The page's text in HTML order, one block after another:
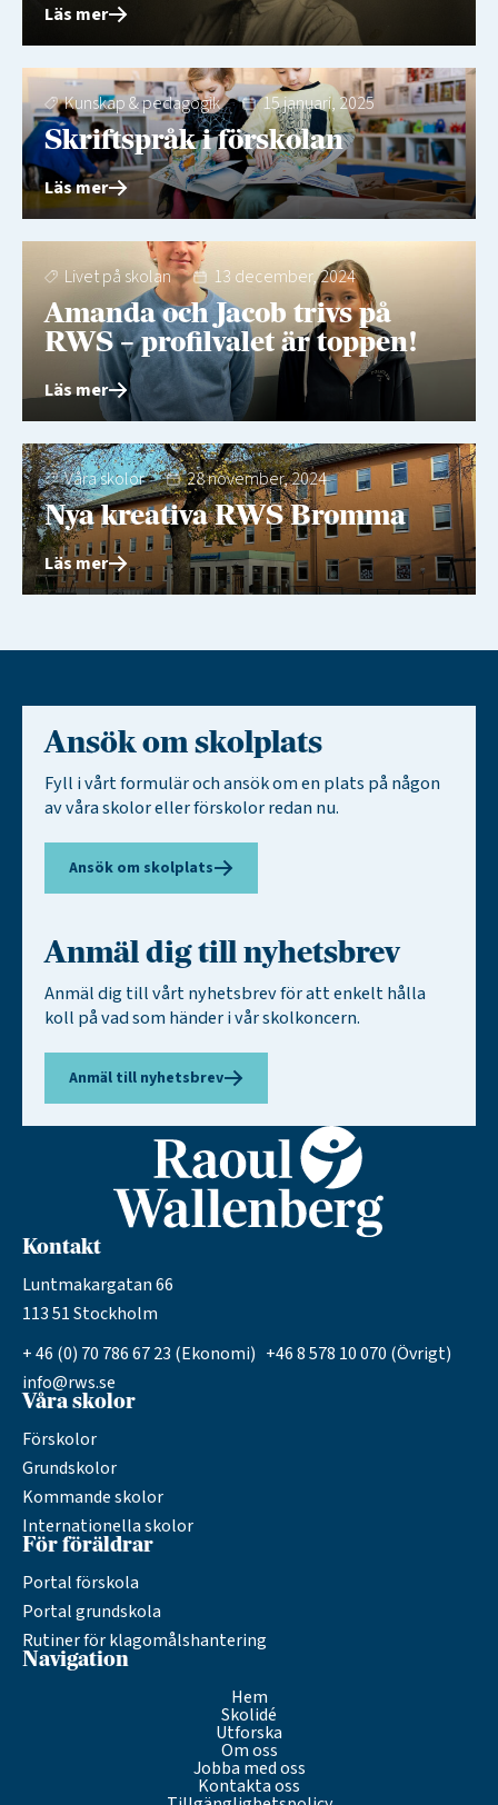
Läs mer
Kunskap & pedagogik 15 januari, 2025
Skriftspråk i förskolan
Läs mer
Livet på skolan 13 december, 2024
Amanda och Jacob trivs på
RWS – profilvalet är toppen!
Läs mer
Våra skolor 28 november, 2024
Nya kreativa RWS Bromma
Läs mer
Ansök om skolplats
Fyll i vårt formulär och ansök om en plats på någon
av våra skolor eller förskolor redan nu.
Ansök om skolplats
Anmäl dig till nyhetsbrev
Anmäl dig till vårt nyhetsbrev för att enkelt hålla
koll på vad som händer i vår skolkoncern.
Anmäl till nyhetsbrev
Kontakt
Luntmakargatan 66
113 51 Stockholm
+ 46 (0) 70 786 67 23 (Ekonomi) +46 8 578 10 070 (Övrigt)
info@rws.se
Våra skolor
Förskolor
Grundskolor
Kommande skolor
Internationella skolor
För föräldrar
Portal förskola
Portal grundskola
Rutiner för klagomålshantering
Navigation
Hem
Skolidé
Utforska
Om oss
Jobba med oss
Kontakta oss